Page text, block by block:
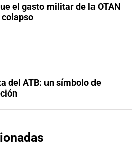
el gasto militar de la OTAN
del ATB: un símbolo de